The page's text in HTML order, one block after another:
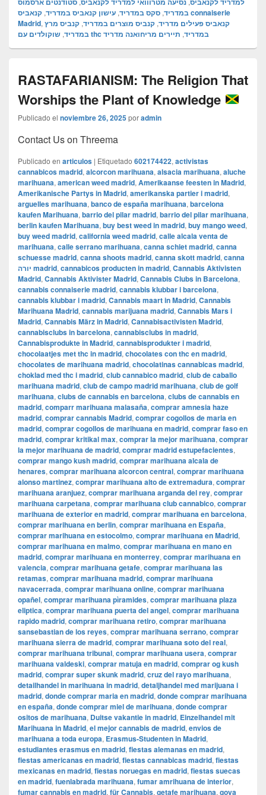
במדריד, סקס במדריד, עישון קנאביס במדריד, קנאביס connaiserie
Madrid, קנאביס פעילים מדריד, קנביס מוצרים במדריד, קנביס מרץ
במדריד, שוקולדים עם thc במדריד, תיירים מריחואנה מדריד
RASTAFARIANISM: The Religion That
Worships the Plant of Knowledge
Publicado el noviembre 26, 2025poradmin
Contact Us on Threema
Publicado en articulos | Etiquetado 602174422, activistas
cannabicos madrid, alcorcon marihuana, alsacia marihuana, aluche
marihuana, american weed madrid, Amerikaanse feesten in Madrid,
Amerikanische Partys in Madrid, amerikanska partier i madrid,
arguelles marihuana, banco de españa marihuana, barcelona
kaufen Marihuana, barrio del pilar madrid, barrio del pilar marihuana,
berlin kaufen Marihuana, buy best weed in madrid, buy mango weed,
buy weed madrid, california weed madrid, calle alcala venta de
marihuana, calle serrano marihuana, canna schiet madrid, canna
schuesse madrid, canna shoots madrid, canna skott madrid, canna
יורה madrid, cannabicos producten in madrid, Cannabis Aktivisten
Madrid, Cannabis Aktivister Madrid, Cannabis Clubs in Barcelona,
cannabis connaiserie madrid, cannabis klubbar i barcelona,
cannabis klubbar i madrid, Cannabis maart in Madrid, Cannabis
Marihuana Madrid, cannabis marijuana madrid, Cannabis Mars i
Madrid, Cannabis März in Madrid, Cannabisactivisten Madrid,
cannabisclubs in barcelona, cannabisclubs in madrid,
Cannabisprodukte in Madrid, cannabisprodukter i madrid,
chocolaatjes met thc in madrid, chocolates con thc en madrid,
chocolates de marihuana madrid, chocolatinas cannabicas madrid,
choklad med thc i madrid, club cannabico madrid, club de caballo
marihuana madrid, club de campo madrid marihuana, club de golf
marihuana, clubs de cannabis en barcelona, clubs de cannabis en
madrid, comparr marihuana malasaña, comprar amnesia haze
madrid, comprar cannabis Madrid, comprar cogollos de maria en
madrid, comprar cogollos de marihuana en madrid, comprar faso en
madrid, comprar kritikal max, comprar la mejor marihuana, comprar
la mejor marihuana de madrid, comprar madrid estupefacientes,
comprar mango kush madrid, comprar marihuana alcala de
henares, comprar marihuana alcorcon central, comprar marihuana
alonso martinez, comprar marihuana alto de extremadura, comprar
marihuana aranjuez, comprar marihuana arganda del rey, comprar
marihuana carpetana, comprar marihuana club cannabico, comprar
marihuana de exterior en madrid, comprar marihuana en barcelona,
comprar marihuana en berlin, comprar marihuana en España,
comprar marihuana en estocolmo, comprar marihuana en Madrid,
comprar marihuana en malmo, comprar marihuana en mano en
madrid, comprar marihuana en monterrey, comprar marihuana en
valencia, comprar marihuana getafe, comprar marihuana las
retamas, comprar marihuana madrid, comprar marihuana
navacerrada, comprar marihuana online, comprar marihuana
opañel, comprar marihuana pìramides, comprar marihuana plaza
eliptica, comprar marihuana puerta del angel, comprar marihuana
rapido madrid, comprar marihuana retiro, comprar marihuana
sansebastian de los reyes, comprar marihuana serrano, comprar
marihuana sierra de madrid, comprar marihuana soto del real,
comprar marihuana tribunal, comprar marihuana usera, comprar
marihuana valdeski, comprar matuja en madrid, comprar og kush
madrid, comprar super skunk madrid, cruz del rayo marihuana,
detailhandel in marihuana in madrid, detaljhandel med marijuana i
madrid, donde comprar maria en madrid, donde comprar marihuana
en españa, donde comprar miel de marihuana, donde comprar
ositos de marihuana, Duitse vakantie in madrid, Einzelhandel mit
Marihuana in Madrid, el mejor cannabis de madrid, envios de
marihuana a toda europa, Erasmus-Studenten in Madrid,
estudiantes erasmus en madrid, fiestas alemanas en madrid,
fiestas americanas en madrid, fiestas cannabicas madrid, fiestas
mexicanas en madrid, fiestas noruegas en madrid, fiestas suecas
en madrid, fuenlabrada marihuana, fumar amrihuana de interior,
fumar cannabis en madrid, für Cannabis, getafe marihuana, goya